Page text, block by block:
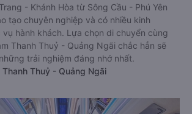
- Khánh Hòa từ Sông Cầu - Phú Yên
tạo chuyên nghiệp và có nhiều kinh
vụ hành khách. Lựa chọn di chuyển cùng
Thanh Thuỷ - Quảng Ngãi chắc hẳn sẽ
trải nghiệm đáng nhớ nhất.
Thanh Thuỷ - Quảng Ngãi